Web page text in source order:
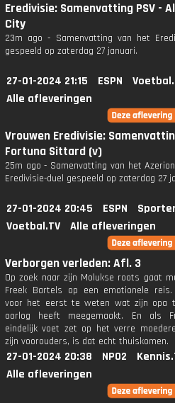
Eredivisie: Samenvatting PSV -
City
23m ago - Samenvatting van het
gespeeld op zaterdag 27 januari.
27-01-2024 21:15 ESPN
Alle afleveringen
Vrouwen Eredivisie:
Fortuna Sittard (v)
25m ago - Samenvatting van het
Eredivisie-duel gespeeld op zaterdag 27
27-01-2024 20:45 ESPN
Voetbal.TV
Alle afleveringen
Verborgen verleden: Afl. 3
Op zoek naar zijn Molukse roots gaat
Freek Bartels op een emotionele
voor het eerst te weten wat zijn opa
oorlog heeft meegemaakt. En als
eindelijk voet zet op het verre
zijn voorouders, is dat echt thuiskomen.
27-01-2024 20:38 NPO2
Alle afleveringen